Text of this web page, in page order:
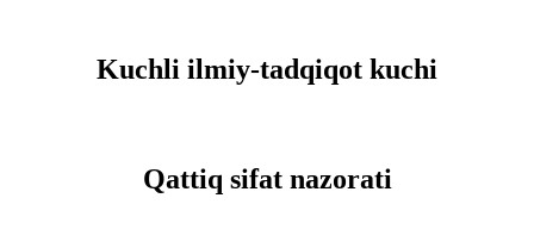
Kuchli ilmiy-tadqiqot kuchi
Qattiq sifat nazorati